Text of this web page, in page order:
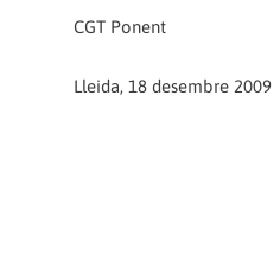
CGT Ponent
Lleida, 18 desembre 2009